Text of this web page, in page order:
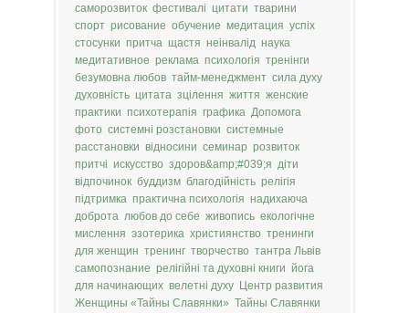
саморозвиток фестивалі цитати тварини
спорт рисование обучение медитация успіх
стосунки притча щастя неінвалід наука
медитативное реклама психологія тренінги
безумовна любов тайм-менеджмент сила духу
духовність цитата зцілення життя женские
практики психотерапія графика Допомога
фото системні розстановки системные
расстановки відносини семинар розвиток
притчі искусство здоров&amp;#039;я діти
відпочинок буддизм благодійність релігія
підтримка практична психологія надихаюча
доброта любов до себе живопись екологічне
мислення эзотерика християнство тренинги
для женщин тренинг творчество тантра Львів
самопознание релігійні та духовні книги йога
для начинающих велетні духу Центр развития
Женщины «Тайны Славянки» Тайны Славянки